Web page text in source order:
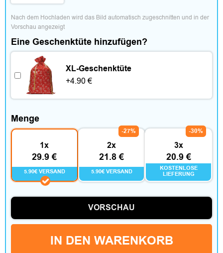
c
c
e
s
s
i
r
e
s
W
Nach dem Hochladen wird das Bild automatisch zugeschnitten und in der
Vorschau angezeigt
Eine Geschenktüte hinzufügen?
XL-Geschenktüte
+4.90€
Menge
1x
29.9 €
5.90€ VERSAND
2x
21.8 €
-27%
5.90€ VERSAND
3x
20.9 €
-30%
KOSTENLOSE
LIEFERUNG
VORSCHAU
IN DEN WARENKORB